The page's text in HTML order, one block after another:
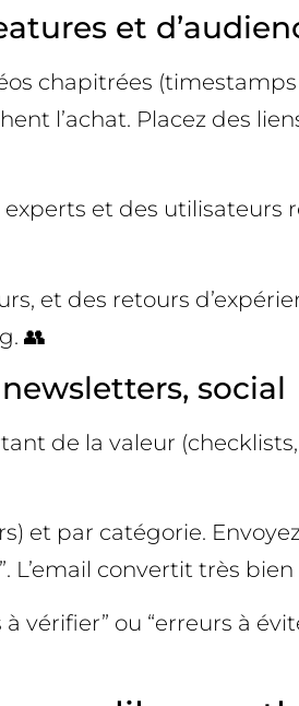
et
chapitrées
l’achat. Placez des
et des
et des retours
👥
social
de la valeur
et par catégorie.
L’email convertit très
à vérifier” ou “erreurs à